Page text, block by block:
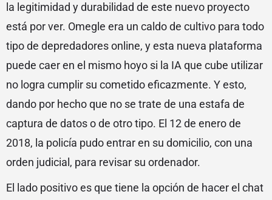
la legitimidad y durabilidad de este nuevo proyecto
está por ver. Omegle era un caldo de cultivo para todo
tipo de depredadores online, y esta nueva plataforma
puede caer en el mismo hoyo si la IA que cube utilizar
no logra cumplir su cometido eficazmente. Y esto,
dando por hecho que no se trate de una estafa de
captura de datos o de otro tipo. El 12 de enero de
2018, la policía pudo entrar en su domicilio, con una
orden judicial, para revisar su ordenador.
El lado positivo es que tiene la opción de hacer el chat